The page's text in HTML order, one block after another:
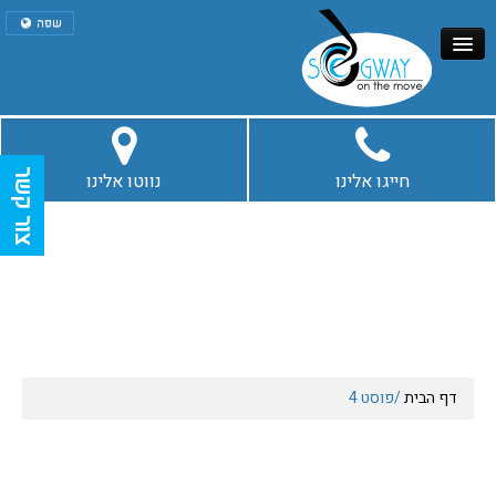
שפה
סיורים נוספים
חייגו אלינו נווטו אלינו
דף הבית/פוסט 4
צור קשר